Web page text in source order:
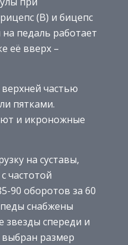
(В) и бицепс
педаль работает
её вверх –
частью
пятками.
и икроножные
на суставы,
частотой
90 оборотов за 60
снабжены
звезды спереди и
размер